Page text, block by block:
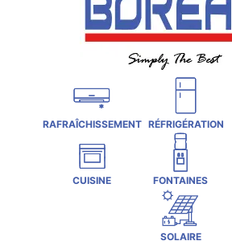
RAFRAÎCHISSEMENT RÉFRIGÉRATION
CUISINE FONTAINES
SOLAIRE